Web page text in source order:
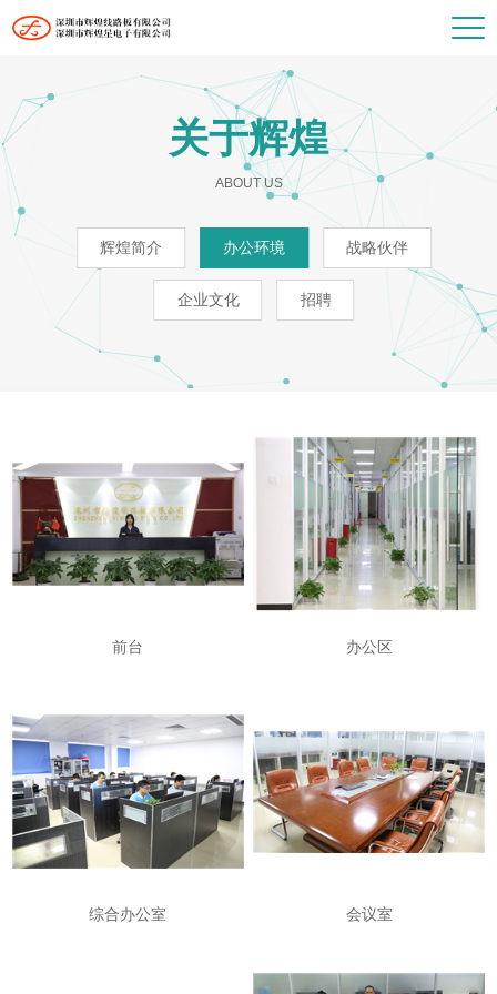
关于辉煌
ABOUT US
辉煌简介 办公环境 战略伙伴
企业文化 招聘
前台 办公区
综合办公室 会议室